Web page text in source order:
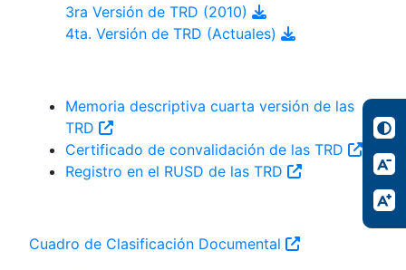
3ra Versión de TRD (2010)
4ta. Versión de TRD (Actuales)
Memoria descriptiva cuarta versión de las
TRD
Certificado de convalidación de las TRD
Registro en el RUSD de las TRD
Cuadro de Clasificación Documental